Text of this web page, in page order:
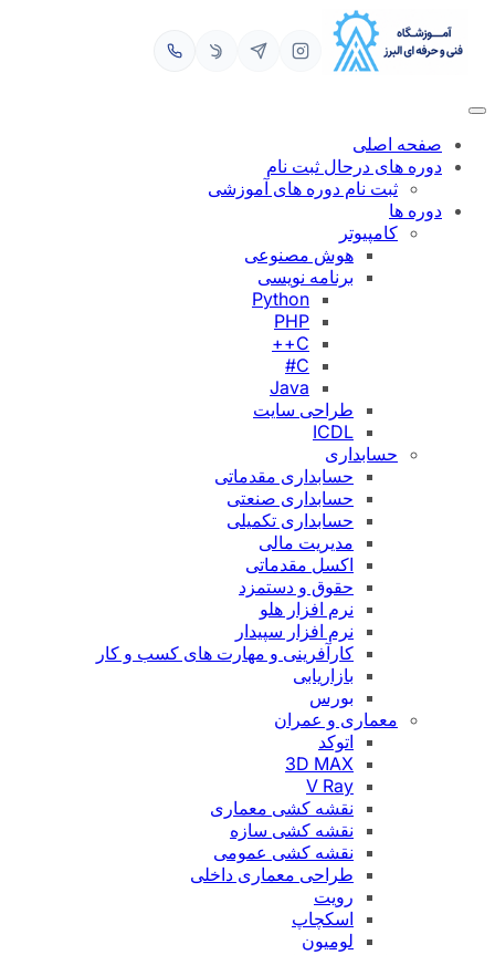
محتوا
صفحه اصلی
دوره های درحال ثبت نام
ثبت نام دوره های آموزشی
دوره ها
کامپیوتر
هوش مصنوعی
برنامه نویسی
Python
PHP
C++
C#
Java
طراحی سایت
ICDL
حسابداری
حسابداری مقدماتی
حسابداری صنعتی
حسابداری تکمیلی
مدیریت مالی
اکسل مقدماتی
حقوق و دستمزد
نرم افزار هلو
نرم افزار سپیدار
کارآفرینی و مهارت های کسب و کار
بازاریابی
بورس
معماری و عمران
اتوکد
3D MAX
V Ray
نقشه کشی معماری
نقشه کشی سازه
نقشه کشی عمومی
طراحی معماری داخلی
رویت
اسکچاپ
لومیون